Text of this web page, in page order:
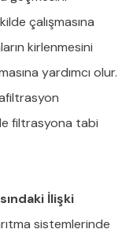
çalışmasına
kirlenmesini
yardımcı olur.
filtrasyona tabi
İlişki
sistemlerinde